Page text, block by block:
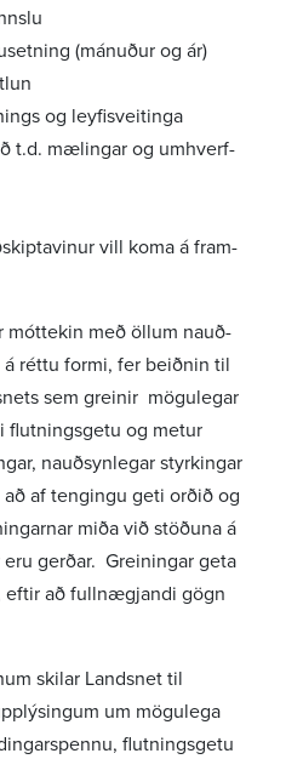
(mán­uður og ár)
og leyf­is­veit­inga
t.d. mælingar og umhverf­
vill koma á fram­
móttekin með öllum nauð­
réttu formi, fer beiðnin til
sem greinir mögu­legar
flutn­ings­getu og metur
nauð­syn­legar styrk­ingar
af teng­ingu geti orðið og
miða við stöðuna á
gerðar. Grein­ingar geta
eftir að full­nægj­andi gögn
skilar Landsnet til
um mögu­lega
flutn­ings­getu